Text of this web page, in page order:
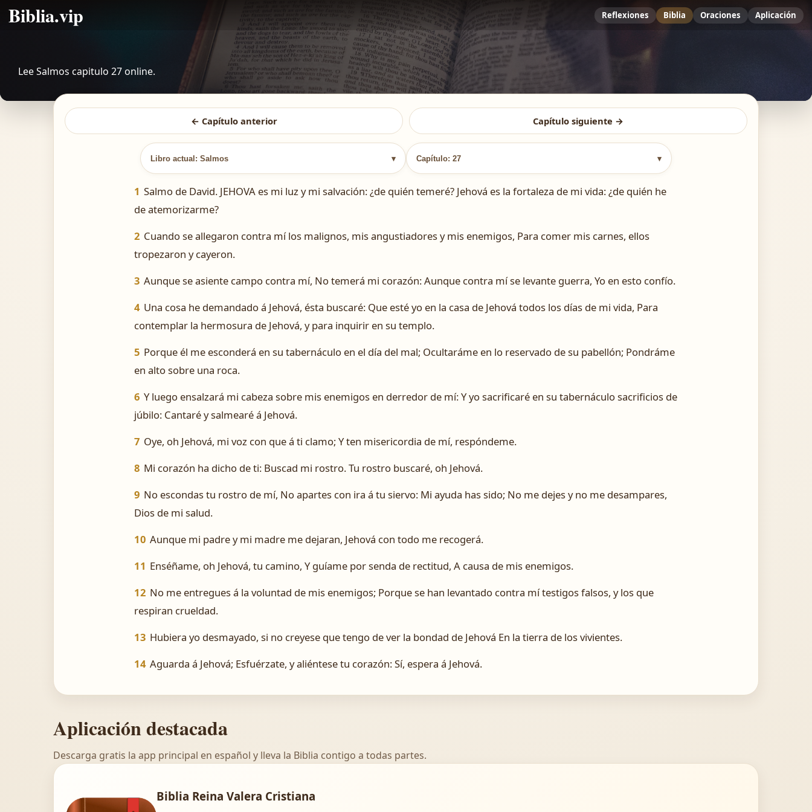
Biblia.vip Reflexiones Biblia Oraciones Aplicación
Lee Salmos capitulo 27 online.
← Capítulo anterior Capítulo siguiente →
Libro actual: Salmos ▾ Capítulo: 27 ▾
1 Salmo de David. JEHOVA es mi luz y mi salvación: ¿de quién temeré? Jehová es la fortaleza de mi vida: ¿de quién he
de atemorizarme?
2 Cuando se allegaron contra mí los malignos, mis angustiadores y mis enemigos, Para comer mis carnes, ellos
tropezaron y cayeron.
3 Aunque se asiente campo contra mí, No temerá mi corazón: Aunque contra mí se levante guerra, Yo en esto confío.
4 Una cosa he demandado á Jehová, ésta buscaré: Que esté yo en la casa de Jehová todos los días de mi vida, Para
contemplar la hermosura de Jehová, y para inquirir en su templo.
5 Porque él me esconderá en su tabernáculo en el día del mal; Ocultaráme en lo reservado de su pabellón; Pondráme
en alto sobre una roca.
6 Y luego ensalzará mi cabeza sobre mis enemigos en derredor de mí: Y yo sacrificaré en su tabernáculo sacrificios de
júbilo: Cantaré y salmearé á Jehová.
7 Oye, oh Jehová, mi voz con que á ti clamo; Y ten misericordia de mí, respóndeme.
8 Mi corazón ha dicho de ti: Buscad mi rostro. Tu rostro buscaré, oh Jehová.
9 No escondas tu rostro de mí, No apartes con ira á tu siervo: Mi ayuda has sido; No me dejes y no me desampares,
Dios de mi salud.
10 Aunque mi padre y mi madre me dejaran, Jehová con todo me recogerá.
11 Enséñame, oh Jehová, tu camino, Y guíame por senda de rectitud, A causa de mis enemigos.
12 No me entregues á la voluntad de mis enemigos; Porque se han levantado contra mí testigos falsos, y los que
respiran crueldad.
13 Hubiera yo desmayado, si no creyese que tengo de ver la bondad de Jehová En la tierra de los vivientes.
14 Aguarda á Jehová; Esfuérzate, y aliéntese tu corazón: Sí, espera á Jehová.
Aplicación destacada
Descarga gratis la app principal en español y lleva la Biblia contigo a todas partes.
Biblia Reina Valera Cristiana